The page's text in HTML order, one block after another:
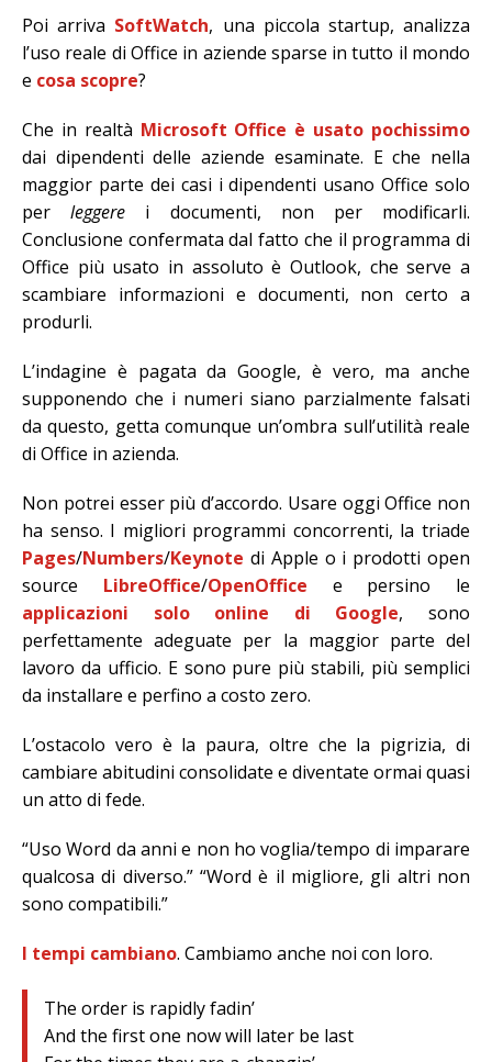
Poi arriva SoftWatch, una piccola startup, analizza
l’uso reale di Office in aziende sparse in tutto il mondo
e cosa scopre?
Che in realtà Microsoft Office è usato pochissimo
dai dipendenti delle aziende esaminate. E che nella
maggior parte dei casi i dipendenti usano Office solo
perleggere i documenti, non per modificarli.
Conclusione confermata dal fatto che il programma di
Office più usato in assoluto è Outlook, che serve a
scambiare informazioni e documenti, non certo a
produrli.
L’indagine è pagata da Google, è vero, ma anche
supponendo che i numeri siano parzialmente falsati
da questo, getta comunque un’ombra sull’utilità reale
di Office in azienda.
Non potrei esser più d’accordo. Usare oggi Office non
ha senso. I migliori programmi concorrenti, la triade
Pages/Numbers/Keynote di Apple o i prodotti open
source LibreOffice/OpenOffice e persino le
applicazioni solo online di Google, sono
perfettamente adeguate per la maggior parte del
lavoro da ufficio. E sono pure più stabili, più semplici
da installare e perfino a costo zero.
L’ostacolo vero è la paura, oltre che la pigrizia, di
cambiare abitudini consolidate e diventate ormai quasi
un atto di fede.
“Uso Word da anni e non ho voglia/tempo di imparare
qualcosa di diverso.” “Word è il migliore, gli altri non
sono compatibili.”
I tempi cambiano. Cambiamo anche noi con loro.
The order is rapidly fadin’
And the first one now will later be last